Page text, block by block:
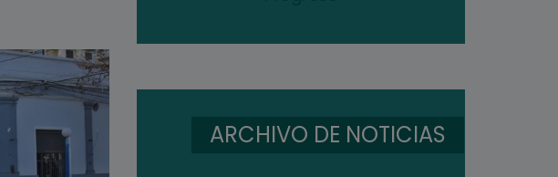
ARCHIVO DE NOTICIAS